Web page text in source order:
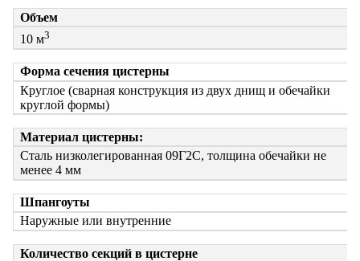
Объем
10 м3
Форма сечения цистерны
Круглое (сварная конструкция из двух днищ и обечайки
круглой формы)
Материал цистерны:
Сталь низколегированная 09Г2С, толщина обечайки не
менее 4 мм
Шпангоуты
Наружные или внутренние
Количество секций в цистерне